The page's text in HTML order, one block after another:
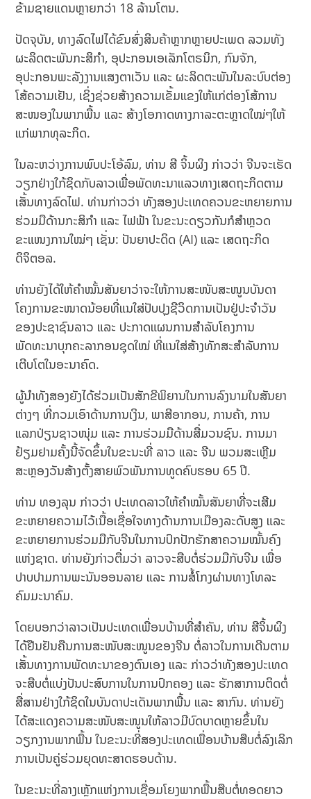
ຂ້າມຊາຍແດນຫຼາຍກວ່າ 18 ລ້ານໂຕນ.
ປັດຈຸບັນ, ທາງລົດໄຟໄດ້ຂົນສົ່ງສິນຄ້າຫຼາກຫຼາຍປະເພດ ລວມທັງ
ຜະລິດຕະພັນກະສິກຳ, ອຸປະກອນເອເລັກໂຕຣນິກ, ກົນຈັກ,
ອຸປະກອນພະລັງງານແສງຕາເວັນ ແລະ ຜະລິດຕະພັນໃນລະບົບຕ່ອງ
ໂສ້ຄວາມເຢັນ, ເຊິ່ງຊ່ວຍສ້າງຄວາມເຂັ້ມແຂງໃຫ້ແກ່ຕ່ອງໂສ້ການ
ສະໜອງໃນພາກພື້ນ ແລະ ສ້າງໂອກາດທາງກາລະຕະຫຼາດໃໝ່ໆໃຫ້
ແກ່ພາກທຸລະກິດ.
ໃນລະຫວ່າງການພົບປະໂອ້ລົມ, ທ່ານ ສີ ຈິ້ນຜິງ ກ່າວວ່າ ຈີນຈະເຮັດ
ວຽກຢ່າງໃກ້ຊິດກັບລາວເພື່ອພັດທະນາແລວທາງເສດຖະກິດຕາມ
ເສັ້ນທາງລົດໄຟ. ທ່ານກ່າວວ່າ ທັງສອງປະເທດຄວນຂະຫຍາຍການ
ຮ່ວມມືດ້ານກະສິກຳ ແລະ ໄຟຟ້າ ໃນຂະນະດຽວກັນກໍສຳຫຼວດ
ຂະແໜງການໃໝ່ໆ ເຊັ່ນ: ປັນຍາປະດິດ (AI) ແລະ ເສດຖະກິດ
ດິຈິຕອລ.
ທ່ານຍັງໄດ້ໃຫ້ຄຳໝັ້ນສັນຍາວ່າຈະໃຫ້ການສະໜັບສະໜູນບັນດາ
ໂຄງການຂະໜາດນ້ອຍທີ່ແນໃສ່ປັບປຸງຊີວິດການເປັນຢູ່ປະຈຳວັນ
ຂອງປະຊາຊົນລາວ ແລະ ປະກາດແຜນການສຳລັບໂຄງການ
ພັດທະນາບຸກຄະລາກອນຊຸດໃໝ່ ທີ່ແນໃສ່ສ້າງທັກສະສຳລັບການ
ເຕີບໂຕໃນອະນາຄົດ.
ຜູ້ນຳທັງສອງຍັງໄດ້ຮ່ວມເປັນສັກຂີພິຍານໃນການລົງນາມໃນສັນຍາ
ຕ່າງໆ ທີ່ກວມເອົາດ້ານການເງິນ, ພາສີອາກອນ, ການຄ້າ, ການ
ແລກປ່ຽນຊາວໜຸ່ມ ແລະ ການຮ່ວມມືດ້ານສື່ມວນຊົນ. ການມາ
ຢ້ຽມຢາມຄັ້ງນີ້ຈັດຂຶ້ນໃນຂະນະທີ່ ລາວ ແລະ ຈີນ ພວມສະເຫຼີມ
ສະຫຼອງວັນສ້າງຕັ້ງສາຍພົວພັນການທູດຄົບຮອບ 65 ປີ.
ທ່ານ ທອງລຸນ ກ່າວວ່າ ປະເທດລາວໃຫ້ຄຳໝັ້ນສັນຍາທີ່ຈະເສີມ
ຂະຫຍາຍຄວາມໄວ້ເນື້ອເຊື່ອໃຈທາງດ້ານການເມືອງລະດັບສູງ ແລະ
ຂະຫຍາຍການຮ່ວມມືກັບຈີນໃນການປົກປັກຮັກສາຄວາມໝັ້ນຄົງ
ແຫ່ງຊາດ. ທ່ານຍັງກ່າວຕື່ມວ່າ ລາວຈະສືບຕໍ່ຮ່ວມມືກັບຈີນ ເພື່ອ
ປາບປາມການພະນັນອອນລາຍ ແລະ ການສໍ້ໂກງຜ່ານທາງໂທລະ
ຄົມມະນາຄົມ.
ໂດຍບອກວ່າລາວເປັນປະເທດເພື່ອນບ້ານທີ່ສຳຄັນ, ທ່ານ ສີຈິ້ນຜິງ
ໄດ້ຢືນຢັນຄືນການສະໜັບສະໜູນຂອງຈີນ ຕໍ່ລາວໃນການເດີນຕາມ
ເສັ້ນທາງການພັດທະນາຂອງຕົນເອງ ແລະ ກ່າວວ່າທັງສອງປະເທດ
ຈະສືບຕໍ່ແບ່ງປັນປະສົບການໃນການປົກຄອງ ແລະ ຮັກສາການຕິດຕໍ່
ສື່ສານຢ່າງໃກ້ຊິດໃນບັນດາປະເດັນພາກພື້ນ ແລະ ສາກົນ. ທ່ານຍັງ
ໄດ້ສະແດງຄວາມສະໜັບສະໜູນໃຫ້ລາວມີບົດບາດຫຼາຍຂຶ້ນໃນ
ວຽກງານພາກພື້ນ ໃນຂະນະທີ່ສອງປະເທດເພື່ອນບ້ານສືບຕໍ່ລົງເລິກ
ການເປັນຄູ່ຮ່ວມຍຸດທະສາດຮອບດ້ານ.
ໃນຂະນະທີ່ລາງເຫຼັກແຫ່ງການເຊື່ອມໂຍງພາກພື້ນສືບຕໍ່ທອດຍາວ